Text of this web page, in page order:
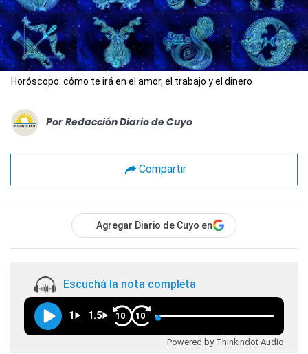
Horóscopo: cómo te irá en el amor, el trabajo y el dinero
Por Redacción Diario de Cuyo
Compartir
Agregar Diario de Cuyo en
Escuchá la nota completa
1 1.5 10 10
Powered by Thinkindot Audio